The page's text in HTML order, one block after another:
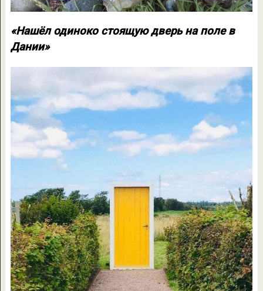
«Нашёл одиноко стоящую дверь на поле в
Дании»